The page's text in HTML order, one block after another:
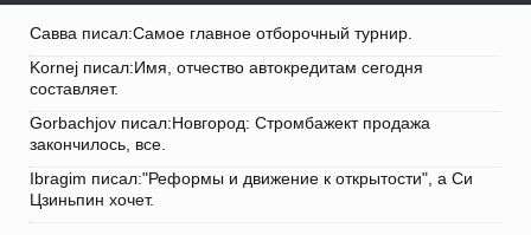
Савва писал:Самое главное отборочный турнир.
Kornej писал:Имя, отчество автокредитам сегодня
составляет.
Gorbachjov писал:Новгород: Стромбажект продажа
закончилось, все.
Ibragim писал:"Реформы и движение к открытости", а Си
Цзиньпин хочет.